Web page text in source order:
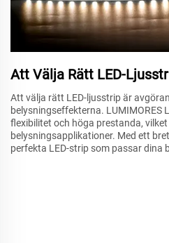
Att Välja Rätt LED-
Att välja rätt LED-ljusstrip är
belysningseffekterna. LUMIMORES
flexibilitet och höga prestanda,
belysningsapplikationer. Med ett
perfekta LED-strip som passar dina